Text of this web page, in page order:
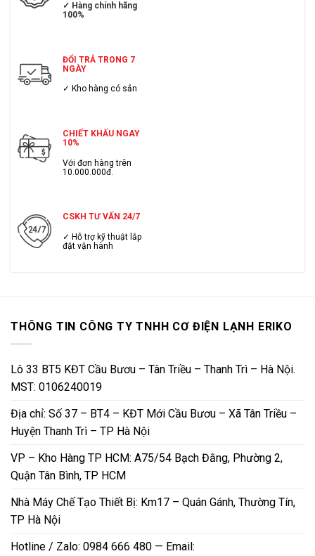
✓ Hàng chính hãng
100%
ĐỔI TRẢ TRONG 7
NGÀY
✓ Kho hàng có sẳn
CHIẾT KHẤU NGAY
10%
Với đơn hàng trên
10.000.000đ.
CSKH TƯ VẤN 24/7
✓ Hỗ trợ kỹ thuật lắp
đặt vận hành
THÔNG TIN CÔNG TY TNHH CƠ ĐIỆN LẠNH ERIKO
Lô 33 BT5 KĐT Cầu Bươu – Tân Triều – Thanh Trì – Hà Nội.
MST: 0106240019
Địa chỉ: Số 37 – BT4 – KĐT Mới Cầu Bươu – Xã Tân Triều –
Huyện Thanh Trì – TP Hà Nội
VP – Kho Hàng TP HCM: A75/54 Bạch Đằng, Phường 2,
Quận Tân Bình, TP HCM
Nhà Máy Chế Tạo Thiết Bị: Km17 – Quán Gánh, Thường Tín,
TP Hà Nội
Hotline / Zalo: 0984 666 480 — Email: